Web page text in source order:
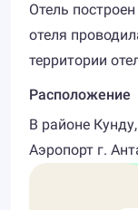
Отель
отеля
территории
Расположение
В районе
Аэропорт г.